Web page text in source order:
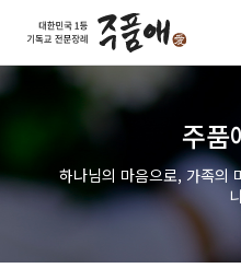
주품
하나님의 마음으로, 가족의